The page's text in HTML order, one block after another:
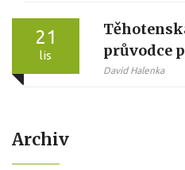
21
lis
průvodce
David Halenka
Archiv